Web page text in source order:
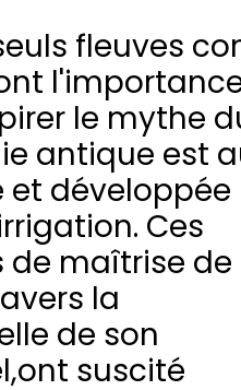
fleuves
le mythe
antique est
et développée
Ces
de maîtrise de
la
de son
suscité